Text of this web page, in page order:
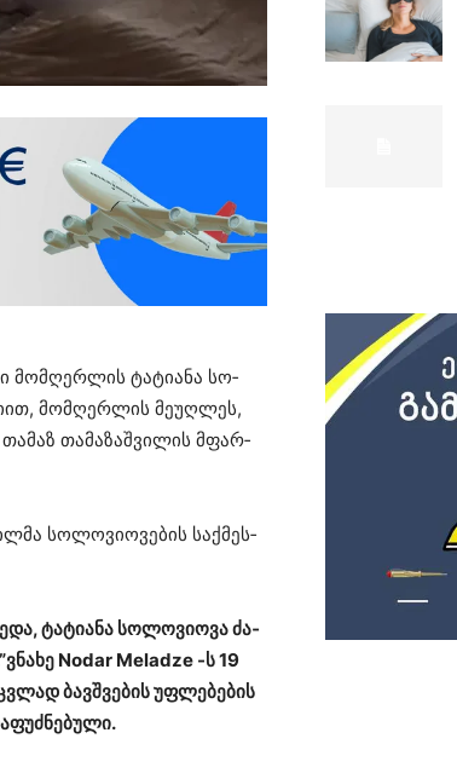
მომ­ღერ­ლის ტა­ტი­ა­ნა სო­
მომ­ღერ­ლის მე­უღ­ლეს,
თა­მა­ზაშ­ვი­ლის მფარ­
სო­ლო­ვი­ო­ვე­ბის საქ­მეს­
ტა­ტი­ა­ნა სო­ლო­ვი­ო­ვა ძა­
Nodar Meladze -ს 19
ბავ­შვე­ბის უფ­ლე­ბე­ბის